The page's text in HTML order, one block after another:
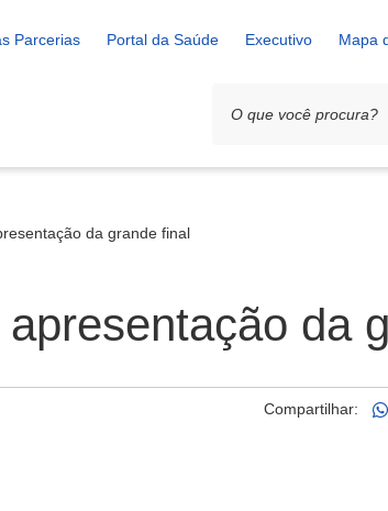
Parcerias Portal da Saúde Executivo Mapa
da grande final
da
Compartilhar: